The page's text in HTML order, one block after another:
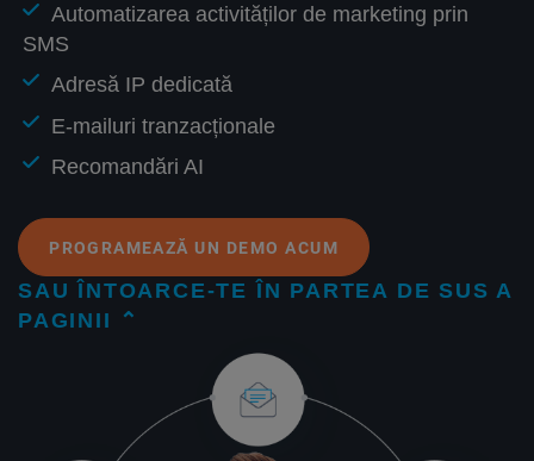
Automatizarea activităților de marketing prin
SMS
Adresă IP dedicată
E-mailuri tranzacționale
Recomandări AI
PROGRAMEAZĂ UN DEMO ACUM
SAU ÎNTOARCE-TE ÎN PARTEA DE SUS A
PAGINII ⌃